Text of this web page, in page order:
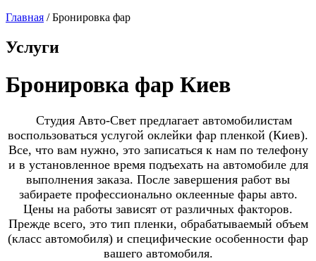
Главная /Бронировка фар
Услуги
Бронировка фар Киев
Студия Авто-Свет предлагает автомобилистам
воспользоваться услугой оклейки фар пленкой (Киев).
Все, что вам нужно, это записаться к нам по телефону
и в установленное время подъехать на автомобиле для
выполнения заказа. После завершения работ вы
забираете профессионально оклеенные фары авто.
Цены на работы зависят от различных факторов.
Прежде всего, это тип пленки, обрабатываемый объем
(класс автомобиля) и специфические особенности фар
вашего автомобиля.